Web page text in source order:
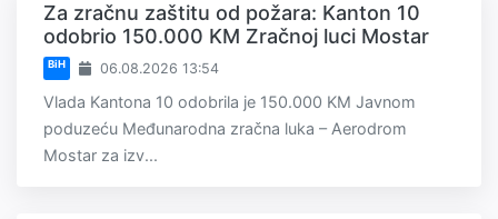
Za zračnu zaštitu od požara: Kanton 10
odobrio 150.000 KM Zračnoj luci Mostar
BiH 06.08.2026 13:54
Vlada Kantona 10 odobrila je 150.000 KM Javnom
poduzeću Međunarodna zračna luka – Aerodrom
Mostar za izv...